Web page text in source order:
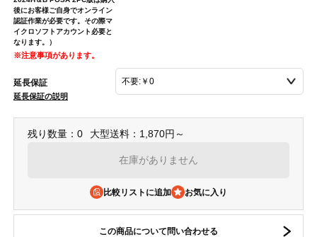
後にお客様ご自身でオンライン
認証作業が必要です。その際マ
イクロソフトアカウント必要と
なります。）
※注意事項があります。
延長保証
延長保証の説明
残り数量：0 大型送料：1,870円～
在庫がありません
比較リストに追加
この商品について問い合わせる